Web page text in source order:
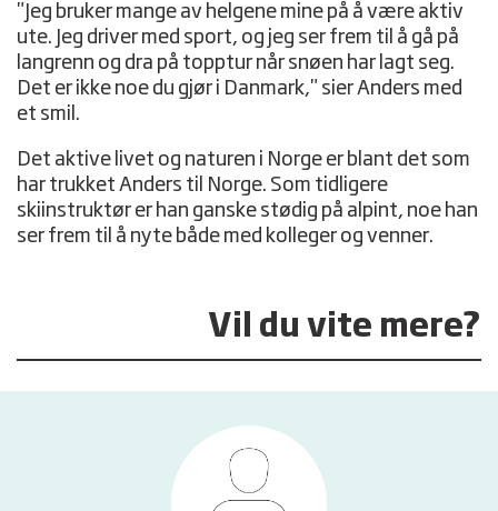
"Jeg bruker mange av helgene mine på å være aktiv
ute. Jeg driver med sport, og jeg ser frem til å gå på
langrenn og dra på topptur når snøen har lagt seg.
Det er ikke noe du gjør i Danmark," sier Anders med
et smil.
Det aktive livet og naturen i Norge er blant det som
har trukket Anders til Norge. Som tidligere
skiinstruktør er han ganske stødig på alpint, noe han
ser frem til å nyte både med kolleger og venner.
Vil du vite mere?